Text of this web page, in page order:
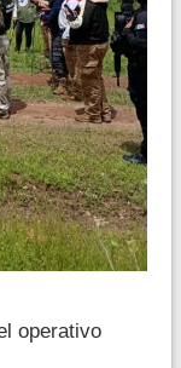
operativo